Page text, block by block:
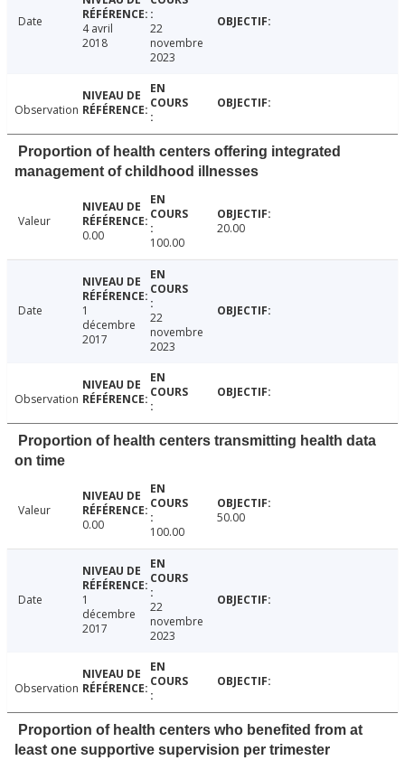
Date
4 avril
2018
22
novembre
2023
Observation
Proportion of health centers offering integrated
management of childhood illnesses
Valeur
0.00
100.00
20.00
Date
1
décembre
2017
22
novembre
2023
Observation
Proportion of health centers transmitting health data
on time
Valeur
0.00
100.00
50.00
Date
1
décembre
2017
22
novembre
2023
Observation
Proportion of health centers who benefited from at
least one supportive supervision per trimester